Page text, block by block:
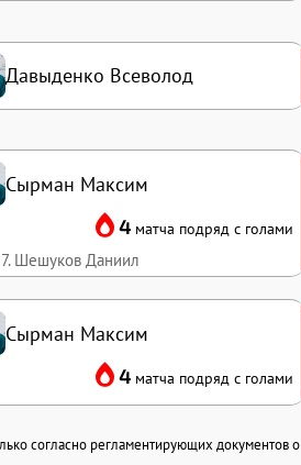
Сырман Максим
4 матча подряд с голами
Сырман Максим
4 матча подряд с голами
Шешуков Даниил
Давыденко Всеволод
согласно регламентирующих документов о